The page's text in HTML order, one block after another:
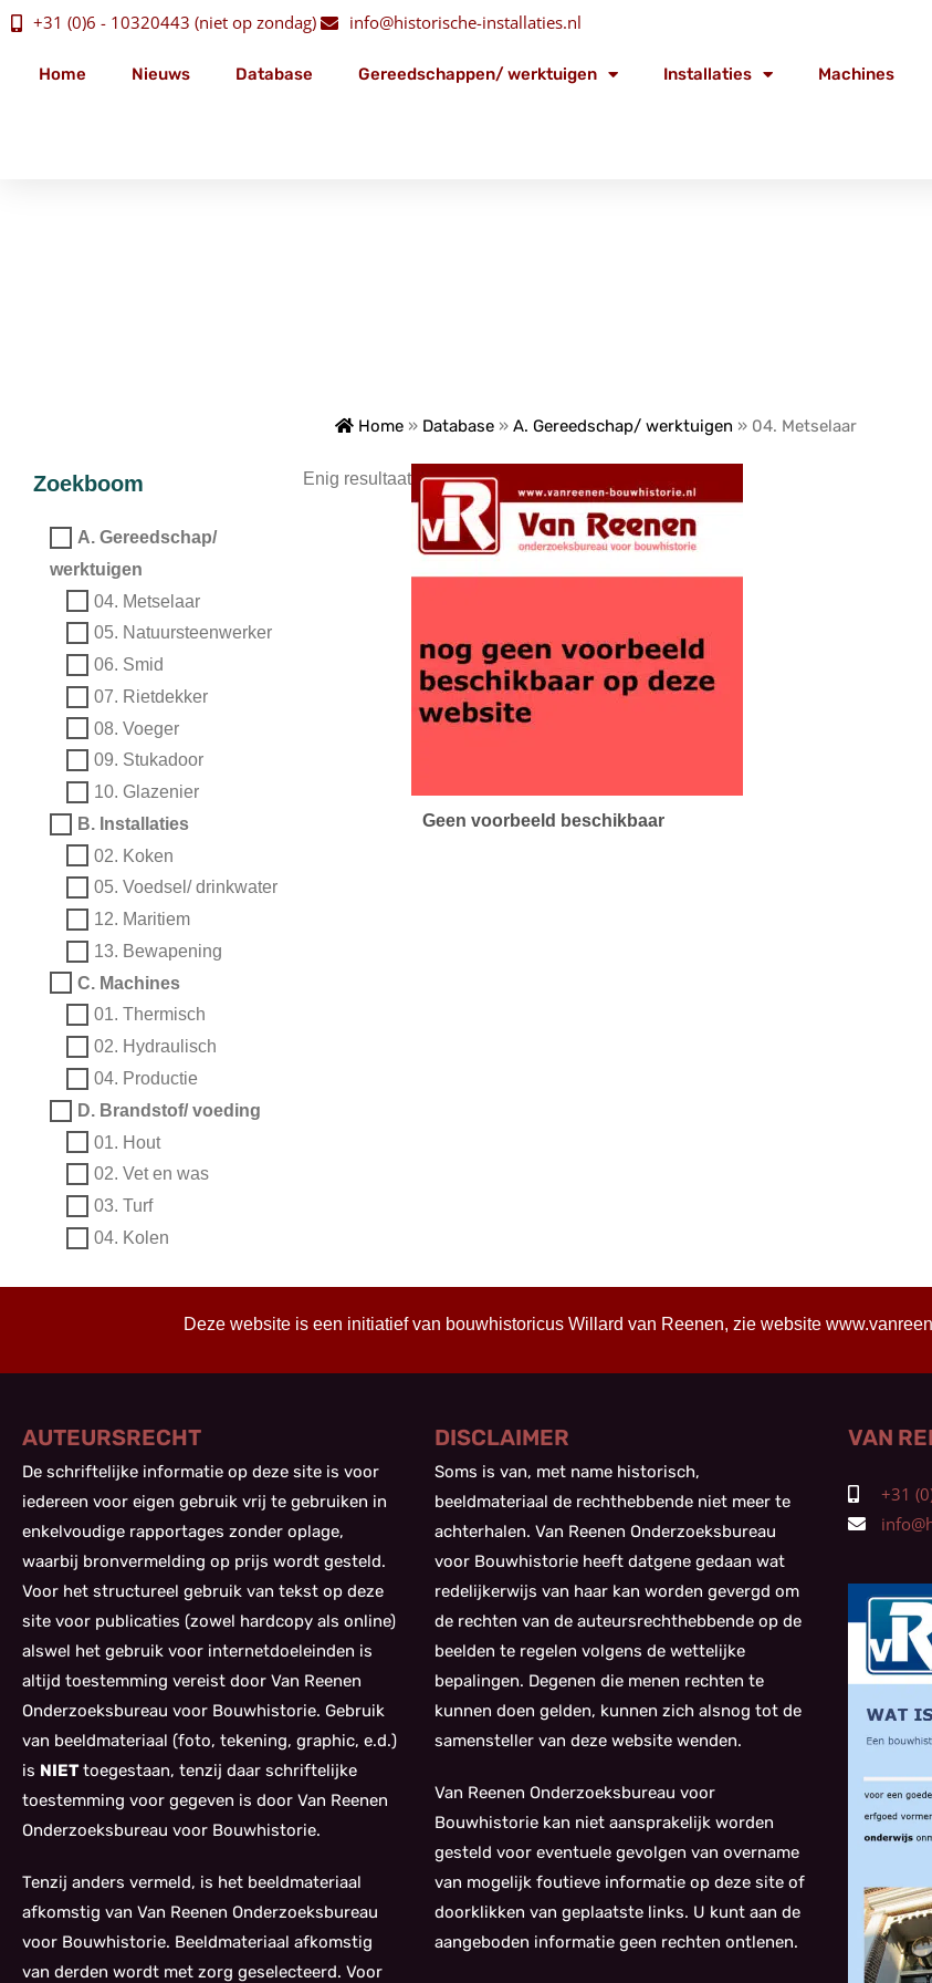
+31 (0)6 - 10320443 (niet op zondag) info@historische-installaties.nl
Home Nieuws Database Gereedschappen/ werktuigen Installaties Machines
Home» Database» A. Gereedschap/ werktuigen » 04. Metselaar
Zoekboom
A. Gereedschap/
werktuigen
04. Metselaar
05. Natuursteenwerker
06. Smid
07. Rietdekker
08. Voeger
09. Stukadoor
10. Glazenier
B. Installaties
02. Koken
05. Voedsel/ drinkwater
12. Maritiem
13. Bewapening
C. Machines
01. Thermisch
02. Hydraulisch
04. Productie
D. Brandstof/ voeding
01. Hout
02. Vet en was
03. Turf
04. Kolen
Enig resultaat
Geen voorbeeld beschikbaar
Deze website is een initiatief van bouwhistoricus Willard van Reenen, zie website
AUTEURSRECHT
De schriftelijke informatie op deze site is voor
iedereen voor eigen gebruik vrij te gebruiken in
enkelvoudige rapportages zonder oplage,
waarbij bronvermelding op prijs wordt gesteld.
Voor het structureel gebruik van tekst op deze
site voor publicaties (zowel hardcopy als online)
alswel het gebruik voor internetdoeleinden is
altijd toestemming vereist door Van Reenen
Onderzoeksbureau voor Bouwhistorie. Gebruik
van beeldmateriaal (foto, tekening, graphic, e.d.)
is NIETtoegestaan, tenzij daar schriftelijke
toestemming voor gegeven is door Van Reenen
Onderzoeksbureau voor Bouwhistorie.
Tenzij anders vermeld, is het beeldmateriaal
afkomstig van Van Reenen Onderzoeksbureau
voor Bouwhistorie. Beeldmateriaal afkomstig
van derden wordt met zorg geselecteerd. Voor
DISCLAIMER
Soms is van, met name historisch,
beeldmateriaal de rechthebbende niet meer te
achterhalen. Van Reenen Onderzoeksbureau
voor Bouwhistorie heeft datgene gedaan wat
redelijkerwijs van haar kan worden gevergd om
de rechten van de auteursrechthebbende op de
beelden te regelen volgens de wettelijke
bepalingen. Degenen die menen rechten te
kunnen doen gelden, kunnen zich alsnog tot de
samensteller van deze website wenden.
Van Reenen Onderzoeksbureau voor
Bouwhistorie kan niet aansprakelijk worden
gesteld voor eventuele gevolgen van overname
van mogelijk foutieve informatie op deze site of
doorklikken van geplaatste links. U kunt aan de
aangeboden informatie geen rechten ontlenen.
VAN
+31